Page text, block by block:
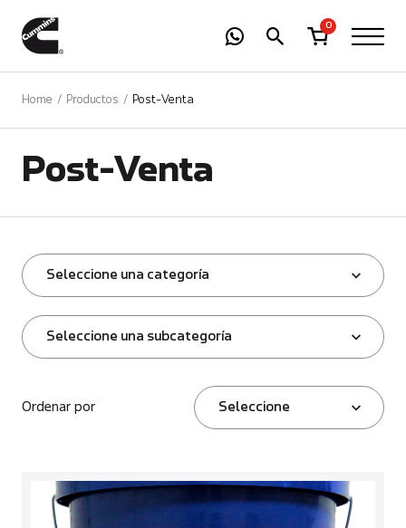
0
Home Productos Post-Venta
Post-Venta
Seleccione una categoría
Seleccione una subcategoría
Ordenar por Seleccione